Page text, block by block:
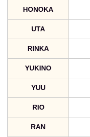
HONOKA
UTA
RINKA
YUKINO
YUU
RIO
RAN